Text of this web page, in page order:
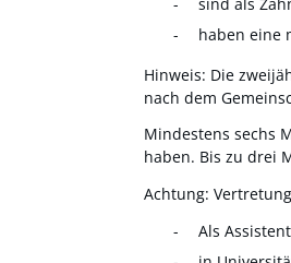
haben eine
Hinweis: Die
nach dem
Mindestens sechs
haben. Bis zu drei
Achtung:
Als